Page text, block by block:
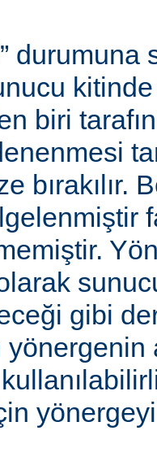
durumuna
biri
bırakılır.
gibi